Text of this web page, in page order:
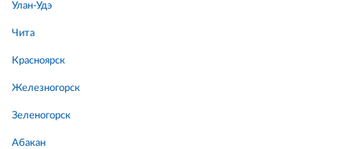
Улан-Удэ
Чита
Красноярск
Железногорск
Зеленогорск
Абакан